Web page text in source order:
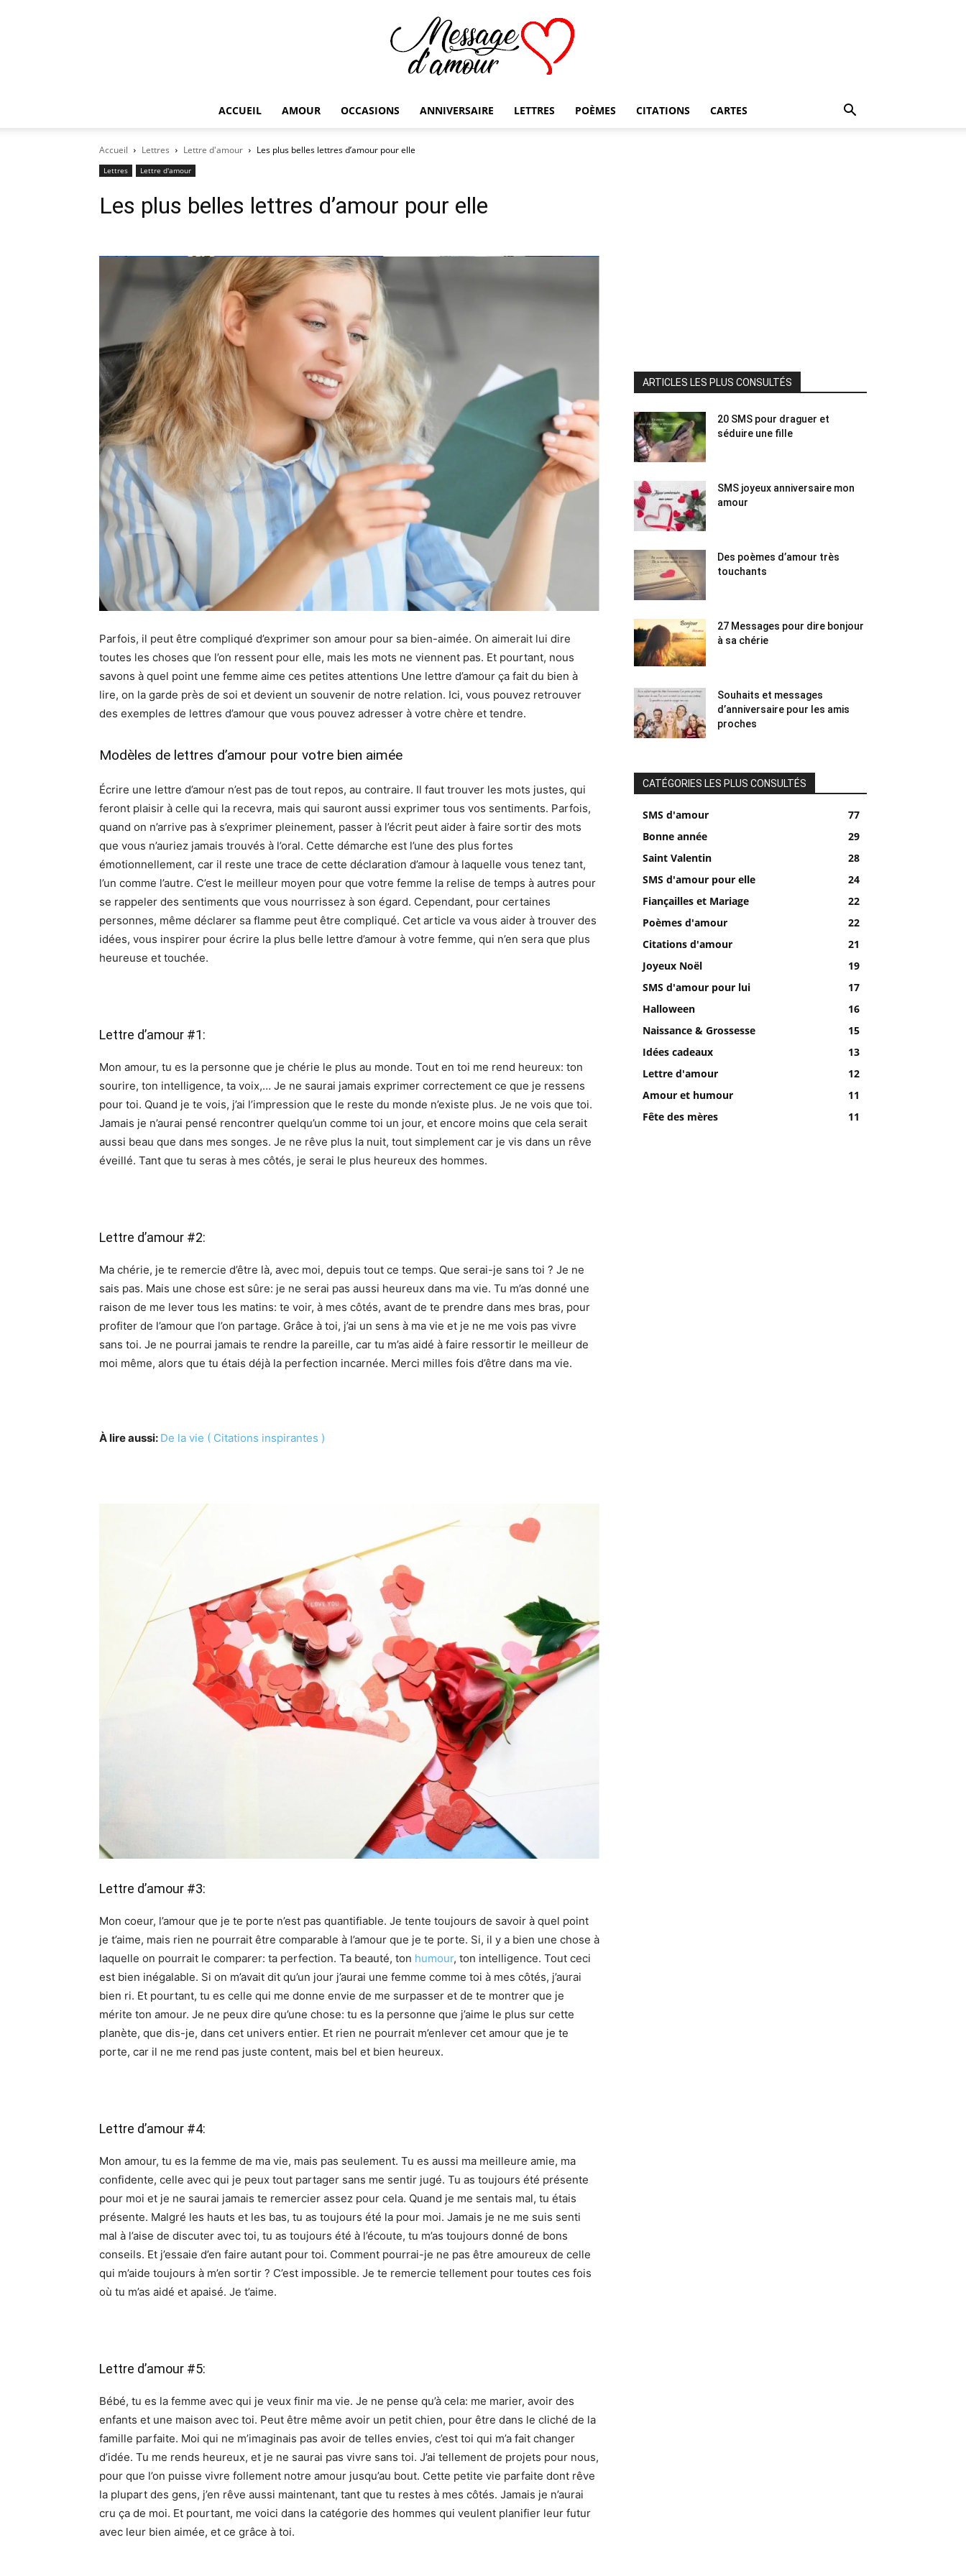
ACCUEIL AMOUR OCCASIONS ANNIVERSAIRE LETTRES POÈMES CITATIONS CARTES
Accueil Lettres Lettre d'amour Les plus belles lettres d’amour pour elle
Lettres Lettre d'amour
Les plus belles lettres d’amour pour elle
Parfois, il peut être compliqué d’exprimer son amour pour sa bien-aimée. On aimerait lui dire
toutes les choses que l’on ressent pour elle, mais les mots ne viennent pas. Et pourtant, nous
savons à quel point une femme aime ces petites attentions Une lettre d’amour ça fait du bien à
lire, on la garde près de soi et devient un souvenir de notre relation. Ici, vous pouvez retrouver
des exemples de lettres d’amour que vous pouvez adresser à votre chère et tendre.
Modèles de lettres d’amour pour votre bien aimée
Écrire une lettre d’amour n’est pas de tout repos, au contraire. Il faut trouver les mots justes, qui
feront plaisir à celle qui la recevra, mais qui sauront aussi exprimer tous vos sentiments. Parfois,
quand on n’arrive pas à s’exprimer pleinement, passer à l’écrit peut aider à faire sortir des mots
que vous n’auriez jamais trouvés à l’oral. Cette démarche est l’une des plus fortes
émotionnellement, car il reste une trace de cette déclaration d’amour à laquelle vous tenez tant,
l’un comme l’autre. C’est le meilleur moyen pour que votre femme la relise de temps à autres pour
se rappeler des sentiments que vous nourrissez à son égard. Cependant, pour certaines
personnes, même déclarer sa flamme peut être compliqué. Cet article va vous aider à trouver des
idées, vous inspirer pour écrire la plus belle lettre d’amour à votre femme, qui n’en sera que plus
heureuse et touchée.
Lettre d’amour #1:
Mon amour, tu es la personne que je chérie le plus au monde. Tout en toi me rend heureux: ton
sourire, ton intelligence, ta voix,… Je ne saurai jamais exprimer correctement ce que je ressens
pour toi. Quand je te vois, j’ai l’impression que le reste du monde n’existe plus. Je ne vois que toi.
Jamais je n’aurai pensé rencontrer quelqu’un comme toi un jour, et encore moins que cela serait
aussi beau que dans mes songes. Je ne rêve plus la nuit, tout simplement car je vis dans un rêve
éveillé. Tant que tu seras à mes côtés, je serai le plus heureux des hommes.
Lettre d’amour #2:
Ma chérie, je te remercie d’être là, avec moi, depuis tout ce temps. Que serai-je sans toi ? Je ne
sais pas. Mais une chose est sûre: je ne serai pas aussi heureux dans ma vie. Tu m’as donné une
raison de me lever tous les matins: te voir, à mes côtés, avant de te prendre dans mes bras, pour
profiter de l’amour que l’on partage. Grâce à toi, j’ai un sens à ma vie et je ne me vois pas vivre
sans toi. Je ne pourrai jamais te rendre la pareille, car tu m’as aidé à faire ressortir le meilleur de
moi même, alors que tu étais déjà la perfection incarnée. Merci milles fois d’être dans ma vie.
À lire aussi: De la vie ( Citations inspirantes )
Lettre d’amour #3:
Mon coeur, l’amour que je te porte n’est pas quantifiable. Je tente toujours de savoir à quel point
je t’aime, mais rien ne pourrait être comparable à l’amour que je te porte. Si, il y a bien une chose à
laquelle on pourrait le comparer: ta perfection. Ta beauté, ton humour, ton intelligence. Tout ceci
est bien inégalable. Si on m’avait dit qu’un jour j’aurai une femme comme toi à mes côtés, j’aurai
bien ri. Et pourtant, tu es celle qui me donne envie de me surpasser et de te montrer que je
mérite ton amour. Je ne peux dire qu’une chose: tu es la personne que j’aime le plus sur cette
planète, que dis-je, dans cet univers entier. Et rien ne pourrait m’enlever cet amour que je te
porte, car il ne me rend pas juste content, mais bel et bien heureux.
Lettre d’amour #4:
Mon amour, tu es la femme de ma vie, mais pas seulement. Tu es aussi ma meilleure amie, ma
confidente, celle avec qui je peux tout partager sans me sentir jugé. Tu as toujours été présente
pour moi et je ne saurai jamais te remercier assez pour cela. Quand je me sentais mal, tu étais
présente. Malgré les hauts et les bas, tu as toujours été la pour moi. Jamais je ne me suis senti
mal à l’aise de discuter avec toi, tu as toujours été à l’écoute, tu m’as toujours donné de bons
conseils. Et j’essaie d’en faire autant pour toi. Comment pourrai-je ne pas être amoureux de celle
qui m’aide toujours à m’en sortir ? C’est impossible. Je te remercie tellement pour toutes ces fois
où tu m’as aidé et apaisé. Je t’aime.
Lettre d’amour #5:
Bébé, tu es la femme avec qui je veux finir ma vie. Je ne pense qu’à cela: me marier, avoir des
enfants et une maison avec toi. Peut être même avoir un petit chien, pour être dans le cliché de la
famille parfaite. Moi qui ne m’imaginais pas avoir de telles envies, c’est toi qui m’a fait changer
d’idée. Tu me rends heureux, et je ne saurai pas vivre sans toi. J’ai tellement de projets pour nous,
pour que l’on puisse vivre follement notre amour jusqu’au bout. Cette petite vie parfaite dont rêve
la plupart des gens, j’en rêve aussi maintenant, tant que tu restes à mes côtés. Jamais je n’aurai
cru ça de moi. Et pourtant, me voici dans la catégorie des hommes qui veulent planifier leur futur
avec leur bien aimée, et ce grâce à toi.
ARTICLES LES PLUS CONSULTÉS
20 SMS pour draguer et
séduire une fille
SMS joyeux anniversaire mon
amour
Des poèmes d’amour très
touchants
27 Messages pour dire bonjour
à sa chérie
Souhaits et messages
d’anniversaire pour les amis
proches
CATÉGORIES LES PLUS CONSULTÉS
SMS d'amour
77
Bonne année
29
Saint Valentin
28
SMS d'amour pour elle
24
Fiançailles et Mariage
22
Poèmes d'amour
22
Citations d'amour
21
Joyeux Noël
19
SMS d'amour pour lui
17
Halloween
16
Naissance & Grossesse
15
Idées cadeaux
13
Lettre d'amour
12
Amour et humour
11
Fête des mères
11